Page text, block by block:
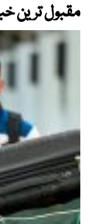
مقبول ترین